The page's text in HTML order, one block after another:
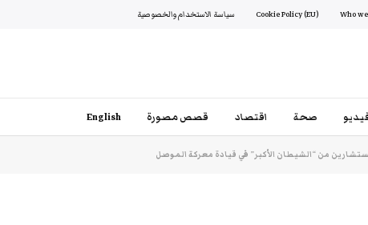
Cookie Policy (EU) سياسة الاستخدام والخصوصية
صحة اقتصاد قصص مصورة English
من “الشيطان الأكبر” في قيادة معركة الموصل